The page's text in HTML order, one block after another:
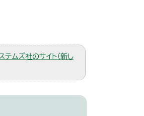
テムズ社のサイト（新し